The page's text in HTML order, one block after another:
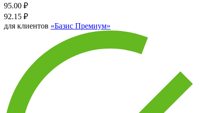
95.00 ₽
92.15 ₽
для клиентов «Базис Премиум»